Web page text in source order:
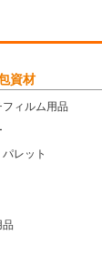
資材
ィルム用品
レット
品